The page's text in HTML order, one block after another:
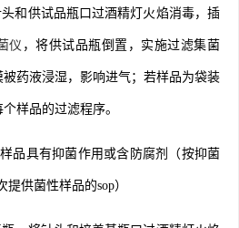
和供试品瓶口过酒精灯火焰消毒，插
仪 ，将供试品瓶倒置，实施过滤集菌
被药液浸湿，影响进气；若样品为袋装
样品的过滤程序。
品具有抑菌作用或含防腐剂（按抑菌
供菌性样品的sop）